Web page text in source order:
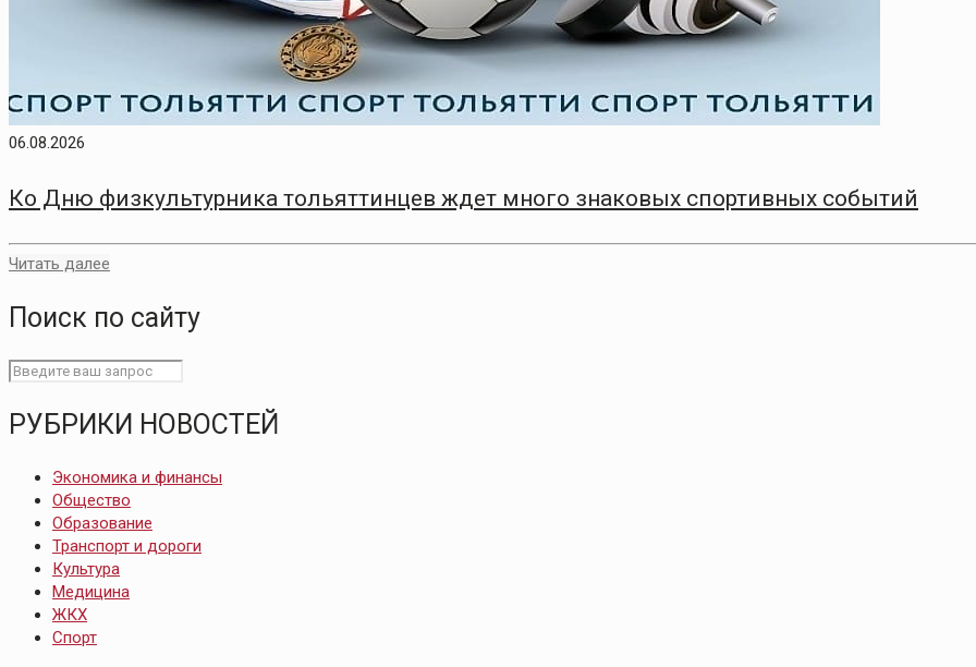
06.08.2026
Ко Дню физкультурника тольяттинцев ждет много знаковых спортивных событий
Читать далее
Поиск по сайту
РУБРИКИ НОВОСТЕЙ
Экономика и финансы
Общество
Образование
Транспорт и дороги
Культура
Медицина
ЖКХ
Спорт